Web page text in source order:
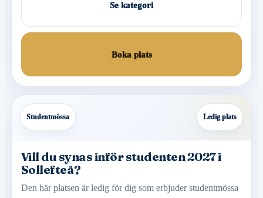
Se kategori
Boka plats
Studentmössa Ledig plats
Vill du synas inför studenten 2027 i
Sollefteå?
Den här platsen är ledig för dig som erbjuder studentmössa